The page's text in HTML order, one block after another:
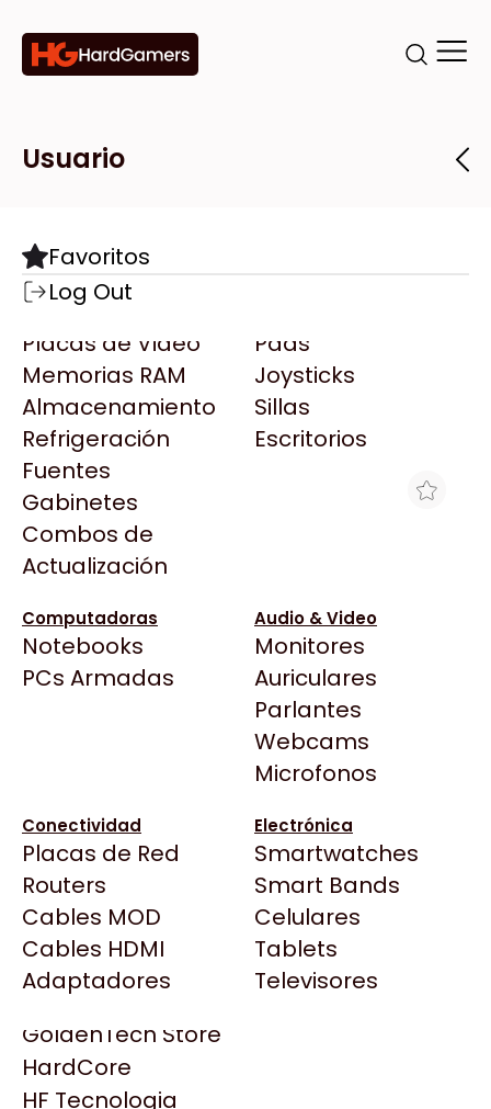
Categorías
Componentes
Motherboards
Microprocesadores
Placas de Video
Memorias RAM
Almacenamiento
Refrigeración
Fuentes
Gabinetes
Combos de
Actualización
Pads
Joysticks
Sillas
Escritorios
Computadoras
Notebooks
PCs Armadas
Audio & Video
Monitores
Auriculares
Parlantes
Webcams
Microfonos
Conectividad
Placas de Red
Routers
Cables MOD
Cables HDMI
Adaptadores
Electrónica
Smartwatches
Smart Bands
Celulares
Tablets
Televisores
Marcas
Todas las Marcas
AMD
AULA
Acer
Adata
AeroCool
Antec
Arkham
Asrock
BenQ
CX
Cooler Master
Deepcool
Dell
EVGA
Gamemax
Genesis
Genius
HP
HyperX
Tiendas
Destacadas
Todas las Tiendas
Click Gaming
Compufan Store
Dinobyte
Full H4rd
Gaming City
Gezatek
GoldenTech Store
HardCore
HF Tecnologia
Usuario
Favoritos
Log Out
HD WESTERN DIGITAL INTERNO 8TB
SATA III PURPLE SURVEILLANCE 256MB
$644.380
Ver producto en la página de GoldenTech
Store